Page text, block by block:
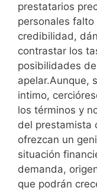
prestatarios
personales
credibilidad,
contrastar los
posibilidades
apelar.Aunque,
intimo,
los términos y
del prestamista
ofrezcan un
situación
demanda,
que podrán